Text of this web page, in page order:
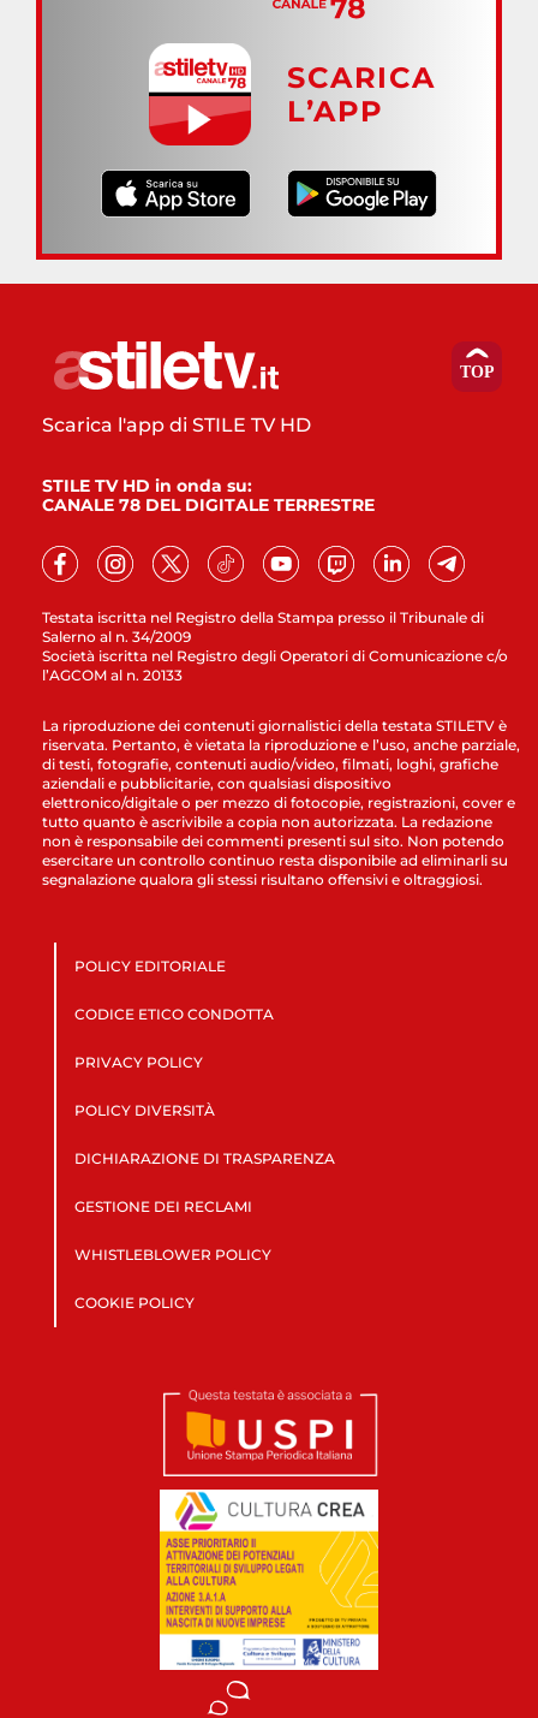
SCARICA
L’APP
Testata iscritta nel Registro della Stampa presso il Tribunale di
Salerno al n. 34/2009
Società iscritta nel Registro degli Operatori di Comunicazione c/o
l’AGCOM al n. 20133
Scarica l'app di STILE TV HD
STILE TV HD in onda su:
CANALE 78 DEL DIGITALE TERRESTRE
La riproduzione dei contenuti giornalistici della testata STILETV è
riservata. Pertanto, è vietata la riproduzione e l’uso, anche parziale,
di testi, fotografie, contenuti audio/video, filmati, loghi, grafiche
aziendali e pubblicitarie, con qualsiasi dispositivo
elettronico/digitale o per mezzo di fotocopie, registrazioni, cover e
tutto quanto è ascrivibile a copia non autorizzata. La redazione
non è responsabile dei commenti presenti sul sito. Non potendo
esercitare un controllo continuo resta disponibile ad eliminarli su
segnalazione qualora gli stessi risultano offensivi e oltraggiosi.
POLICY EDITORIALE
CODICE ETICO CONDOTTA
PRIVACY POLICY
POLICY DIVERSITÀ
DICHIARAZIONE DI TRASPARENZA
GESTIONE DEI RECLAMI
WHISTLEBLOWER POLICY
COOKIE POLICY